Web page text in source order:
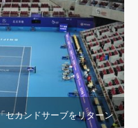
セカンドサーブをリターン